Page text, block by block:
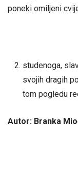
poneki omiljeni
studenoga,
svojih dragih
tom pogledu
Autor: Branka